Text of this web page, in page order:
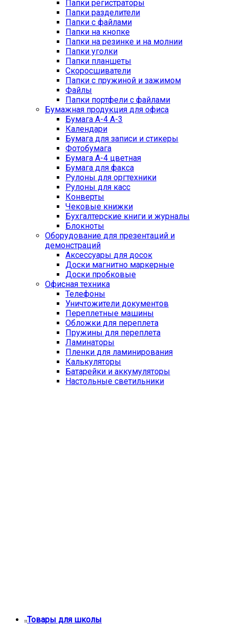
Папки регистраторы
Папки разделители
Папки с файлами
Папки на кнопке
Папки на резинке и на молнии
Папки уголки
Папки планшеты
Скоросшиватели
Папки с пружиной и зажимом
Файлы
Папки портфели с файлами
Бумажная продукция для офиса
Бумага А-4 А-3
Календари
Бумага для записи и стикеры
Фотобумага
Бумага А-4 цветная
Бумага для факса
Рулоны для оргтехники
Рулоны для касс
Конверты
Чековые книжки
Бухгалтерские книги и журналы
Блокноты
Оборудование для презентаций и
демонстраций
Аксессуары для досок
Доски магнитно маркерные
Доски пробковые
Офисная техника
Телефоны
Уничтожители документов
Переплетные машины
Обложки для переплета
Пружины для переплета
Ламинаторы
Пленки для ламинирования
Калькуляторы
Батарейки и аккумуляторы
Настольные светильники
Товары для школы